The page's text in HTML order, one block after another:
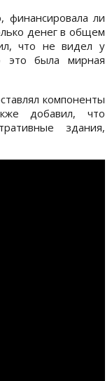
финансировала ли
денег в общем
что не видел у
это была мирная
компоненты
добавил, что
здания,